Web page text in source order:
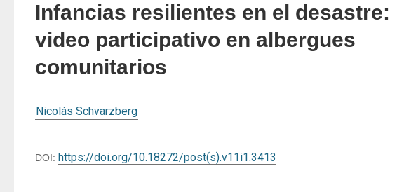
Infancias resilientes en el desastre:
video participativo en albergues
comunitarios
Nicolás Schvarzberg
DOI: https://doi.org/10.18272/post(s).v11i1.3413